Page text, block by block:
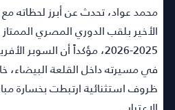
محمد عواد، تحدث عن أبرز لحظاته مع
الأخير بلقب الدوري المصري
2025-2026، مؤكداً أن السوبر
في مسيرته داخل القلعة البيضاء،
ظروف استثنائية ارتبطت بخسارة